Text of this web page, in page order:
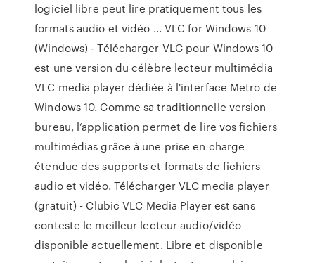
logiciel libre peut lire pratiquement tous les
formats audio et vidéo ... VLC for Windows 10
(Windows) - Télécharger VLC pour Windows 10
est une version du célèbre lecteur multimédia
VLC media player dédiée à l'interface Metro de
Windows 10. Comme sa traditionnelle version
bureau, l’application permet de lire vos fichiers
multimédias grâce à une prise en charge
étendue des supports et formats de fichiers
audio et vidéo. Télécharger VLC media player
(gratuit) - Clubic VLC Media Player est sans
conteste le meilleur lecteur audio/vidéo
disponible actuellement. Libre et disponible